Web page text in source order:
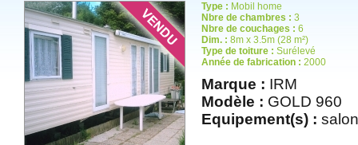
Type : Mobil home
Nbre de chambres : 3
Nbre de couchages : 6
Dim. : 8m x 3.5m (28 m²)
Type de toiture : Surélevé
Année de fabrication : 2000
Marque : IRM
Modèle : GOLD 960
Equipement(s) :